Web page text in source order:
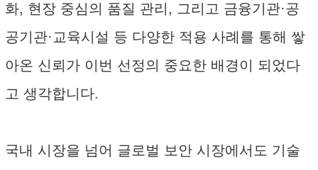
화, 현장 중심의 품질 관리, 그리고 금융기관·공
공기관·교육시설 등 다양한 적용 사례를 통해 쌓
아온 신뢰가 이번 선정의 중요한 배경이 되었다
고 생각합니다.
국내 시장을 넘어 글로벌 보안 시장에서도 기술